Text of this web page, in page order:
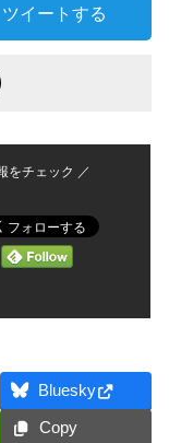
ツイートする
をチェック ／
Bluesky
Copy